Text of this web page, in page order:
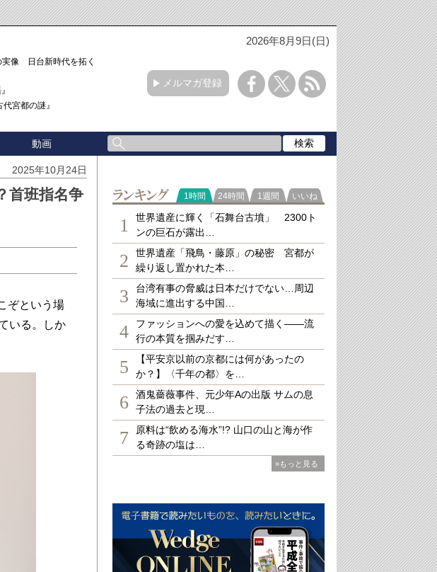
2026年8月9日(日)
像 日台新時代を拓く「3
宮都の謎』
メルマガ登録
動画
2025年10月24日
首班指名争
ぞという場
いる。しか
ランキング
1時間 24時間 1週間 いいね
1
世界遺産に輝く「石舞台古墳」 2300ト
ンの巨石が露出…
2
世界遺産「飛鳥・藤原」の秘密 宮都が
繰り返し置かれた本…
3
台湾有事の脅威は日本だけでない…周辺
海域に進出する中国…
4
ファッションへの愛を込めて描く――流
行の本質を掴みだす…
5
【平安京以前の京都には何があったの
か？】〈千年の都〉を…
6
酒鬼薔薇事件、元少年Aの出版 サムの息
子法の過去と現…
7
原料は“飲める海水”!? 山口の山と海が作
る奇跡の塩は…
»もっと見る